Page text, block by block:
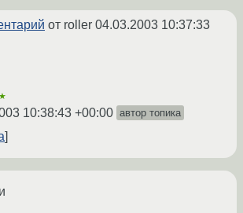
от roller 04.03.2003 10:37:33
★
10:38:43 +00:00 автор топика